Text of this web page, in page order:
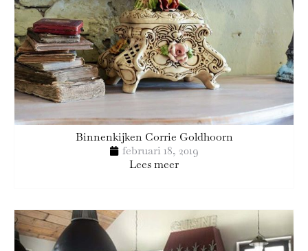
Binnenkijken Corrie Goldhoorn
februari 18, 2019
Lees meer